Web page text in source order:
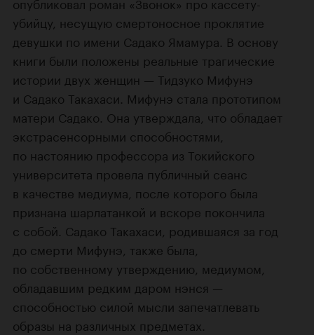
убийцу, несущую смертоносное проклятие
девушки по имени Садако Ямамура. В основу
книги были положены реальные трагические
истории двух женщин — Тидзуко Мифунэ
и Садако Такахаси. Мифунэ стала прототипом
матери Садако. Она утверждала, что обладает
экстрасенсорными способностями,
по настоянию профессора из Токийского
университета провела публичный сеанс
в качестве медиума, после которого была
признана шарлатанкой и вскоре покончила
с собой. Садако Такахаси, родившаяся за год
до смерти Мифунэ, также была,
по собственному утверждению, медиумом,
обладавшим редким даром нэнся —
способностью силой мысли запечатлевать
образы на различных предметах.